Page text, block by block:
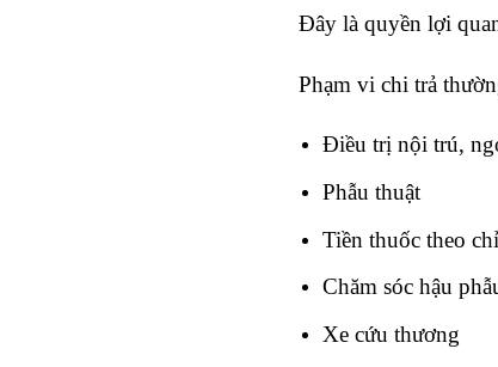
Đây là quyền lợi
Phạm vi chi trả
Điều trị nội trú,
Phẫu thuật
Tiền thuốc theo
Chăm sóc hậu
Xe cứu thương